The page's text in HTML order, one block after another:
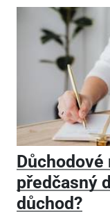
předčasný
důchod?